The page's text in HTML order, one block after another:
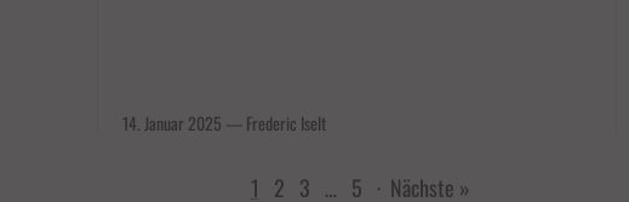
14. Januar 2025 — Frederic Iselt
1 2 3 … 5 · Nächste »